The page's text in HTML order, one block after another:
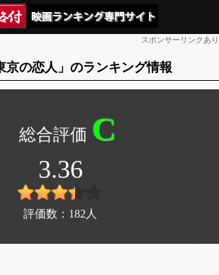
スポンサーリンクあり
京の恋人」のランキング情報
C
3.36
評価数： 182 人